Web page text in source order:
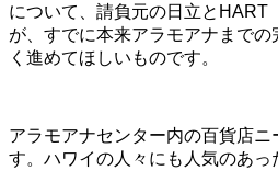
について、請負元の日立とHART
が、すでに本来アラモアナまで
く進めてほしいものです。
アラモアナセンター内の百貨店
す。ハワイの人々にも人気のあっ